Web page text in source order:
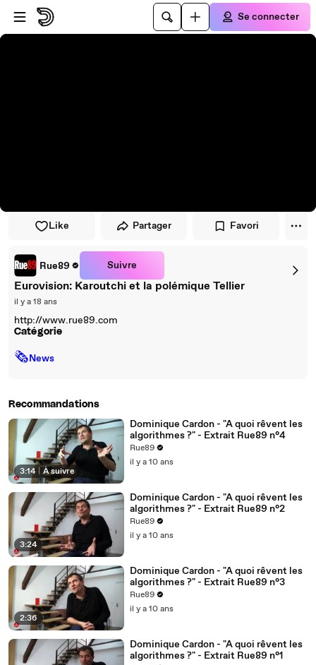
Passer au player
Passer au contenu principal
Se connecter
Like Partager Favori
Rue89 Suivre
Eurovision: Karoutchi et la polémique Tellier
il y a 18 ans
http://www.rue89.com
Catégorie
🗞News
Recommandations
3:14 À suivre
Dominique Cardon - "A quoi rêvent les
algorithmes ?" - Extrait Rue89 n°4
Rue89
il y a 10 ans
3:24
Dominique Cardon - "A quoi rêvent les
algorithmes ?" - Extrait Rue89 n°2
Rue89
il y a 10 ans
2:36
Dominique Cardon - "A quoi rêvent les
algorithmes ?" - Extrait Rue89 n°3
Rue89
il y a 10 ans
Dominique Cardon - "A quoi rêvent les
algorithmes ?" - Extrait Rue89 n°1